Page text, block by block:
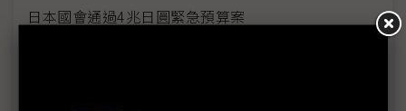
日本國會通過4兆日圓緊急預算案